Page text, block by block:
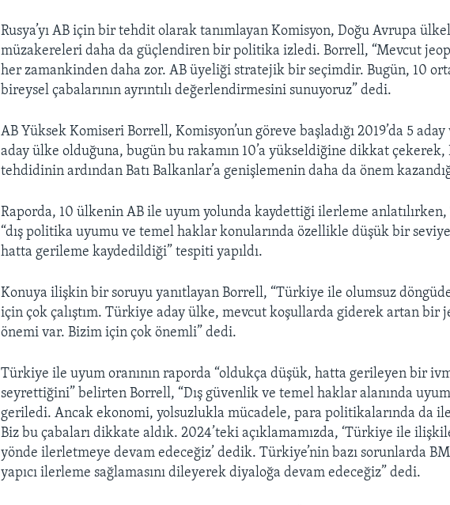
Rusya’yı AB için bir tehdit olarak tanımlayan Komisyon, Doğu Avrupa
müzakereleri daha da güçlendiren bir politika izledi. Borrell, “Mevcut
her zamankinden daha zor. AB üyeliği stratejik bir seçimdir. Bugün, 10
bireysel çabalarının ayrıntılı değerlendirmesini sunuyoruz” dedi.
AB Yüksek Komiseri Borrell, Komisyon’un göreve başladığı 2019’da 5
aday ülke olduğuna, bugün bu rakamın 10’a yükseldiğine dikkat çekerek,
tehdidinin ardından Batı Balkanlar’a genişlemenin daha da önem
Raporda, 10 ülkenin AB ile uyum yolunda kaydettiği ilerleme anlatılırken,
“dış politika uyumu ve temel haklar konularında özellikle düşük bir
hatta gerileme kaydedildiği” tespiti yapıldı.
Konuya ilişkin bir soruyu yanıtlayan Borrell, “Türkiye ile olumsuz
için çok çalıştım. Türkiye aday ülke, mevcut koşullarda giderek artan bir
önemi var. Bizim için çok önemli” dedi.
Türkiye ile uyum oranının raporda “oldukça düşük, hatta gerileyen bir
seyrettiğini” belirten Borrell, “Dış güvenlik ve temel haklar alanında
geriledi. Ancak ekonomi, yolsuzlukla mücadele, para politikalarında da
Biz bu çabaları dikkate aldık. 2024’teki açıklamamızda, ‘Türkiye ile
yönde ilerletmeye devam edeceğiz’ dedik. Türkiye’nin bazı sorunlarda
yapıcı ilerleme sağlamasını dileyerek diyaloğa devam edeceğiz” dedi.